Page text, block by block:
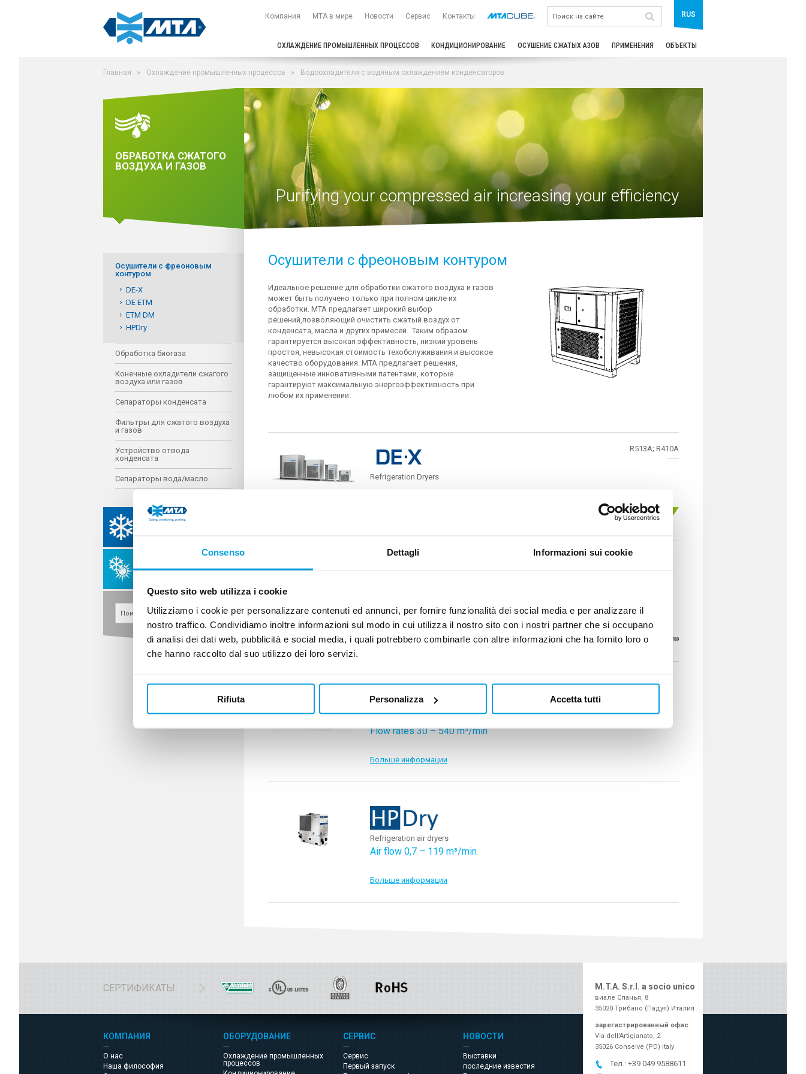
Consenso Dettagli Informazioni sui cookie
Questo sito web utilizza i cookie
Utilizziamo i cookie per personalizzare contenuti ed annunci, per fornire funzionalità dei social media e per analizzare il
nostro traffico. Condividiamo inoltre informazioni sul modo in cui utilizza il nostro sito con i nostri partner che si occupano
di analisi dei dati web, pubblicità e social media, i quali potrebbero combinarle con altre informazioni che ha fornito loro o
che hanno raccolto dal suo utilizzo dei loro servizi.
Rifiuta Personalizza Accetta tutti
ОХЛАЖДЕНИЕ ПРОМЫШЛЕННЫХ ПРОЦЕССОВ КОНДИЦИОНИРОВАНИЕ ОСУШЕНИЕ СЖАТЫХ АЗОВ ПРИМЕНЕНИЯ ОБЪЕКТЫ
Компания МТА в мире Новости Сервис Контакты RUS
Главная Охлаждение промышленных процессов Водоохладители с водяным охлаждением конденсаторов
ОБРАБОТКА СЖАТОГО
ВОЗДУХА И ГАЗОВ
Осушители с фреоновым
контуром
DE-X
DE ETM
ETM DM
HPDry
Обработка биогаза
Конечные охладители сжагого
воздуха или газов
Сепараторы конденсата
Фильтры для сжатого воздуха
и газов
Устройство отвода
конденсата
Сепараторы вода/масло
ОХЛАЖДЕНИЕ
ВОЗДУХА И ГАЗОВ
Purifying your compressed air increasing your efficiency
Осушители с фреоновым контуром
Идеальное решение для обработки сжатого воздуха и газов
может быть получено только при полном цикле их
обработки. МТА предлагает широкий выбор
решений,позволяющий очистить сжатый воздух от
конденсата, масла и других примесей. Таким образом
гарантируется высокая эффективность, низкий уровень
простоя, невысокая стоимость техобслуживания и высокое
качество оборудования. МТА предлагает решения,
защищенные инновативными патентами, которые
гарантируют максимальную энергоэффективность при
любом их применении.
Refrigeration Dryers
R513A; R410A
Air flow 38 – 237 m³/min
Больше информации
Flow rates 30 – 540 m³/min
Больше информации
Refrigeration air dryers
Air flow 0,7 – 119 m³/min
Больше информации
СЕРТИФИКАТЫ M.T.A. S.r.l. a socio unico
виале Спанья, 8
35020 Трибано (Падуя) Италия
зарегистрированный офис
Via dell'Artigianato, 2
35026 Conselve (PD) Italy
Тел.: +39 049 9588611
КОМПАНИЯ
О нас
Наша философия
ОБОРУДОВАНИЕ
Охлаждение промышленных
процессов
СЕРВИС
Сервис
Первый запуск
НОВОСТИ
Выставки
последние известия